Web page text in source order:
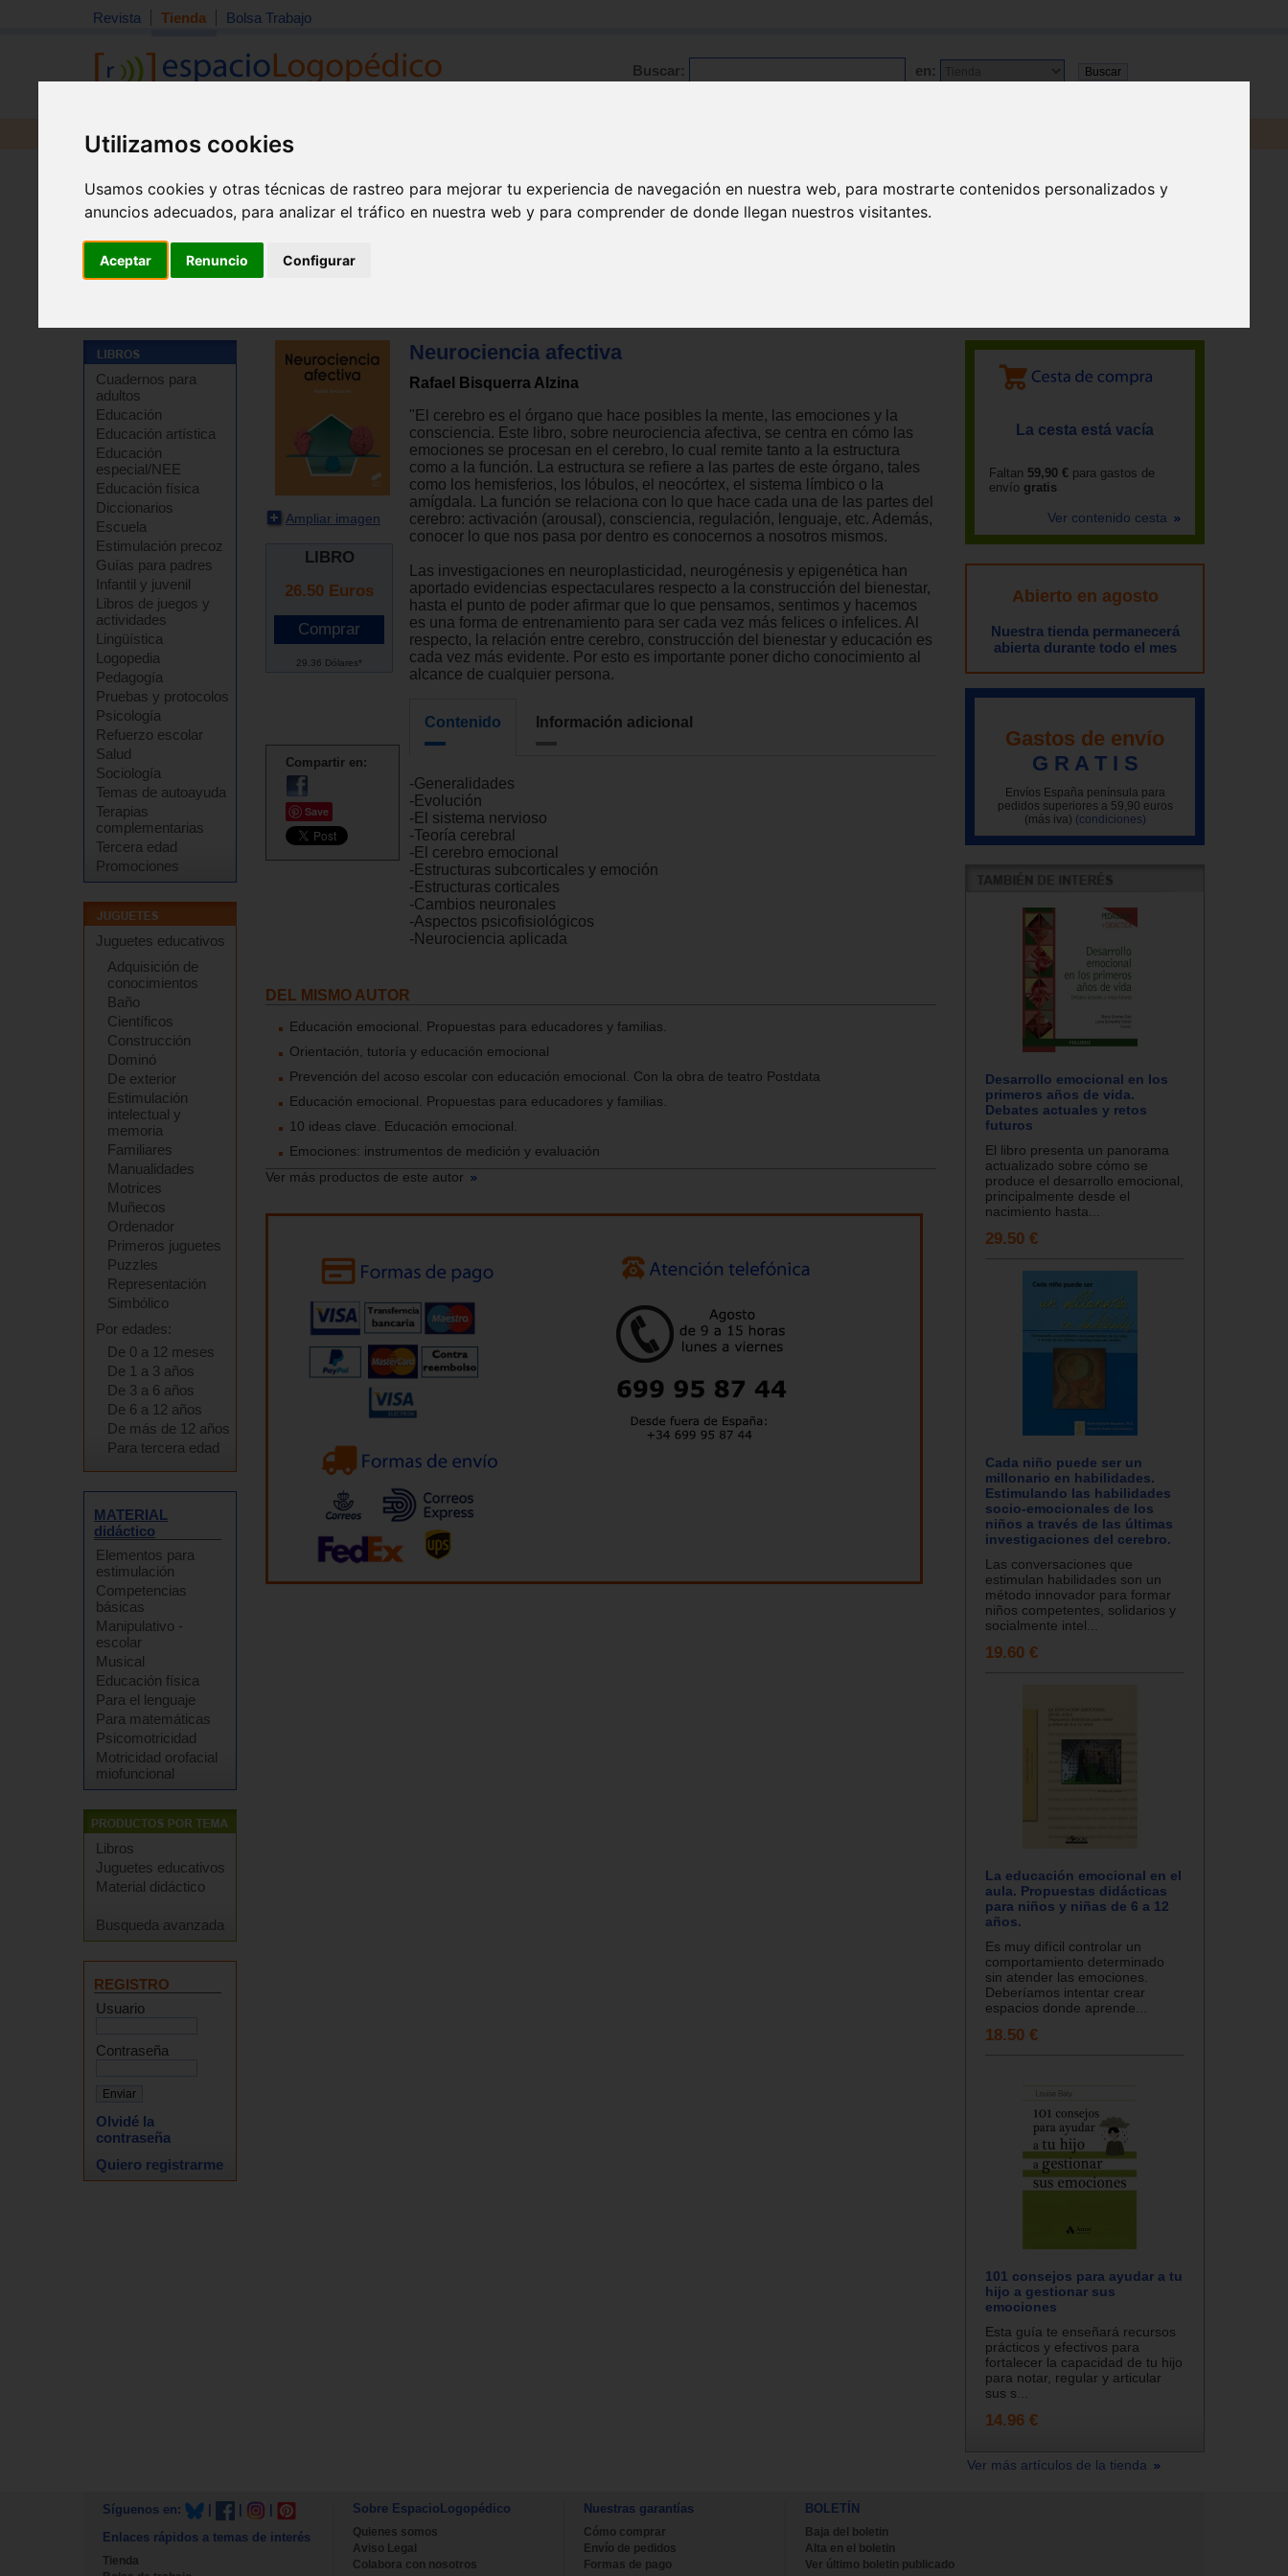
Utilizamos cookies
Usamos cookies y otras técnicas de rastreo para mejorar tu experiencia de navegación en nuestra web, para mostrarte contenidos personalizados y
anuncios adecuados, para analizar el tráfico en nuestra web y para comprender de donde llegan nuestros visitantes.
Aceptar Renuncio Configurar
Revista Tienda Bolsa Trabajo
Buscar: en:
Revista Libros Material
Cuadernos para
adultos
Educación
Educación artística
Educación
especial/NEE
Educación física
Diccionarios
Escuela
Estimulación precoz
Guías para padres
Infantil y juvenil
Libros de juegos y
actividades
Lingüística
Logopedia
Pedagogía
Pruebas y protocolos
Psicología
Refuerzo escolar
Salud
Sociología
Temas de autoayuda
Terapias
complementarias
Tercera edad
Promociones
Juguetes educativos
Adquisición de
conocimientos
Baño
Científicos
Construcción
Dominó
De exterior
Estimulación
intelectual y
memoria
Familiares
Manualidades
Motrices
Muñecos
Ordenador
Primeros juguetes
Puzzles
Representación
Simbólico
Por edades:
De 0 a 12 meses
De 1 a 3 años
De 3 a 6 años
De 6 a 12 años
De más de 12 años
Para tercera edad
MATERIAL
didáctico
Elementos para
estimulación
Competencias
básicas
Manipulativo -
escolar
Musical
Educación física
Para el lenguaje
Para matemáticas
Psicomotricidad
Motricidad orofacial
miofuncional
Libros
Juguetes educativos
Material didáctico
Busqueda avanzada
REGISTRO
Usuario
Contraseña
Olvidé la
contraseña
Quiero registrarme
Ampliar imagen
LIBRO
26.50 Euros
29.36 Dólares*
Compartir en:
Save
Neurociencia afectiva
Rafael Bisquerra Alzina
"El cerebro es el órgano que hace posibles la mente, las emociones y la
consciencia. Este libro, sobre neurociencia afectiva, se centra en cómo las
emociones se procesan en el cerebro, lo cual remite tanto a la estructura
como a la función. La estructura se refiere a las partes de este órgano, tales
como los hemisferios, los lóbulos, el neocórtex, el sistema límbico o la
amígdala. La función se relaciona con lo que hace cada una de las partes del
cerebro: activación (arousal), consciencia, regulación, lenguaje, etc. Además,
conocer lo que nos pasa por dentro es conocernos a nosotros mismos.
Las investigaciones en neuroplasticidad, neurogénesis y epigenética han
aportado evidencias espectaculares respecto a la construcción del bienestar,
hasta el punto de poder afirmar que lo que pensamos, sentimos y hacemos
es una forma de entrenamiento para ser cada vez más felices o infelices. Al
respecto, la relación entre cerebro, construcción del bienestar y educación es
cada vez más evidente. Por esto es importante poner dicho conocimiento al
alcance de cualquier persona.
Contenido Información adicional
-Generalidades
-Evolución
-El sistema nervioso
-Teoría cerebral
-El cerebro emocional
-Estructuras subcorticales y emoción
-Estructuras corticales
-Cambios neuronales
-Aspectos psicofisiológicos
-Neurociencia aplicada
DEL MISMO AUTOR
Educación emocional. Propuestas para educadores y familias.
Orientación, tutoría y educación emocional
Prevención del acoso escolar con educación emocional. Con la obra de teatro Postdata
Educación emocional. Propuestas para educadores y familias.
10 ideas clave. Educación emocional.
Emociones: instrumentos de medición y evaluación
Ver más productos de este autor
La cesta está vacía
Faltan 59,90 € para gastos de
envío gratis
Ver contenido cesta
Abierto en agosto
Nuestra tienda permanecerá
abierta durante todo el mes
Gastos de envío
G R A T I S
Envíos España península para
pedidos superiores a 59,90 euros
(más iva) (condiciones)
Desarrollo emocional en los
primeros años de vida.
Debates actuales y retos
futuros
El libro presenta un panorama
actualizado sobre cómo se
produce el desarrollo emocional,
principalmente desde el
nacimiento hasta...
29.50 €
Cada niño puede ser un
millonario en habilidades.
Estimulando las habilidades
socio-emocionales de los
niños a través de las últimas
investigaciones del cerebro.
Las conversaciones que
estimulan habilidades son un
método innovador para formar
niños competentes, solidarios y
socialmente intel...
19.60 €
La educación emocional en el
aula. Propuestas didácticas
para niños y niñas de 6 a 12
años.
Es muy difícil controlar un
comportamiento determinado
sin atender las emociones.
Deberíamos intentar crear
espacios donde aprende...
18.50 €
101 consejos para ayudar a tu
hijo a gestionar sus
emociones
Esta guía te enseñará recursos
prácticos y efectivos para
fortalecer la capacidad de tu hijo
para notar, regular y articular
sus s...
14.96 €
Ver más artículos de la tienda
Síguenos en:
Enlaces rápidos a temas de interés
Tienda
Sobre EspacioLogopédico
Quienes somos
Aviso Legal
Colabora con nosotros
Nuestras garantías
Cómo comprar
Envío de pedidos
Formas de pago
BOLETÍN
Baja del boletin
Alta en el boletin
Ver último boletin publicado